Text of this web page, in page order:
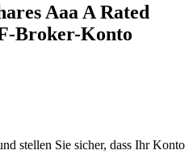
Aaa A Rated
Broker-Konto
stellen Sie sicher, dass Ihr Konto